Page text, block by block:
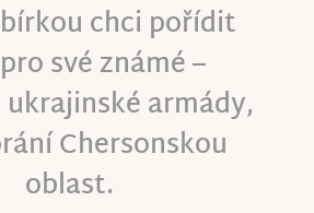
20 % okupovaných
se drží a nevzdává, přes
blízkých, příbuzných,
lidí do ciziny, noční
dronů, problémy s
Přes
chci pořídit
své známé –
armády,
Chersonskou
oblast.